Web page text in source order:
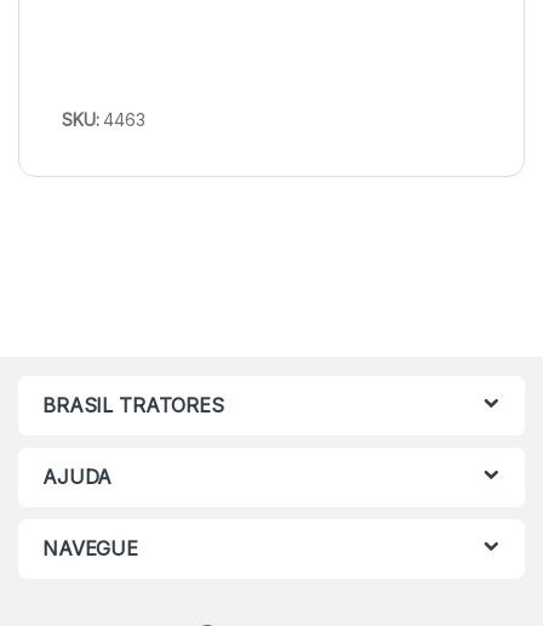
SKU:4463
BRASIL TRATORES
AJUDA
NAVEGUE